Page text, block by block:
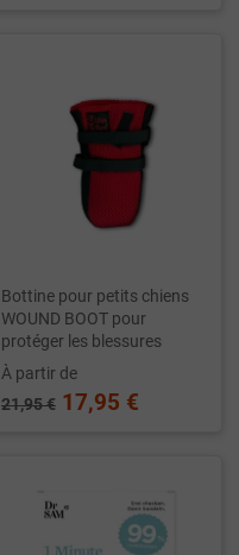
Bottine pour petits chiens
WOUND BOOT pour
protéger les blessures
À partir de
21,95 € 17,95 €